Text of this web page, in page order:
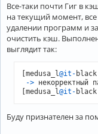
Все-таки почти Гиг в
на текущий момент, все
удалении программ и
очистить кэш.
выглядит так:
[medusa_l@it - black
-> некорректный
[medusa_l@it - black
Буду признателен за